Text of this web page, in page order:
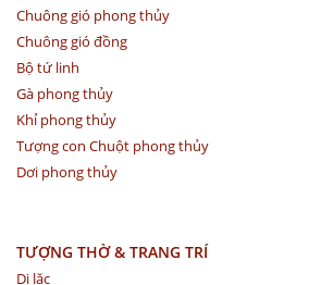
Chuông gió phong thủy
Chuông gió đồng
Bộ tứ linh
Gà phong thủy
Khỉ phong thủy
Tượng con Chuột phong thủy
Dơi phong thủy
TƯỢNG THỜ & TRANG TRÍ
Di lặc